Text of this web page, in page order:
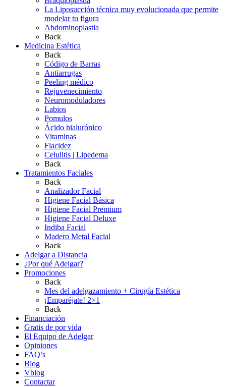
La Liposucción técnica muy evolucionada que permite
modelar tu figura
Abdominoplastia
Back
Medicina Estética
Back
Código de Barras
Antiarrugas
Peeling médico
Rejuvenecimiento
Neuromoduladores
Labios
Pomulos
Ácido hialurónico
Vitaminas
Flacidez
Celulitis | Lipedema
Back
Tratamientos Faciales
Back
Analizador Facial
Higiene Facial Básica
Higiene Facial Premium
Higiene Facial Deluxe
Indiba Facial
Madero Metal Facial
Back
Adelgar a Distancia
¿Por qué Adelgar?
Promociones
Back
Mes del adelgazamiento + Cirugía Estética
¡Emparéjate! 2×1
Back
Financiación
Gratis de por vida
El Equipo de Adelgar
Opiniones
FAQ’s
Blog
Vblog
Contactar